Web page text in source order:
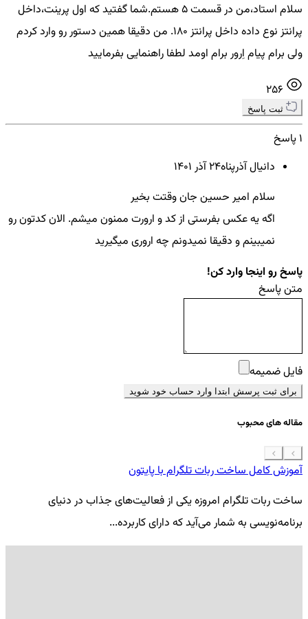
سلام استاد،من در قسمت ۵ هستم.شما گفتید که اول پرینت،داخل
پرانتز نوع داده داخل پرانتز ۱۸۰. من دقیقا همین دستور رو وارد کردم
ولی برام پیام اِرور برام اومد لطفا راهنمایی بفرمایید
ثبت پاسخ
1 پاسخ
دانیال آذرپناه24 آذر ۱۴۰۱
سلام امیر حسین جان وقتت بخیر
اگه یه عکس بفرستی از کد و ارورت ممنون میشم. الان کدتون رو
نمیبینم و دقیقا نمیدونم چه اروری میگیرید
پاسخ رو اینجا وارد کن!
متن پاسخ
فایل ضمیمه
برای ثبت پرسش ابتدا وارد حساب خود شوید
مقاله های محبوب
آموزش کامل ساخت ربات تلگرام با پایتون
ساخت ربات تلگرام امروزه یکی از فعالیت‌های جذاب در دنیای
برنامه‌نویسی به شمار می‌آید که دارای کاربرده...